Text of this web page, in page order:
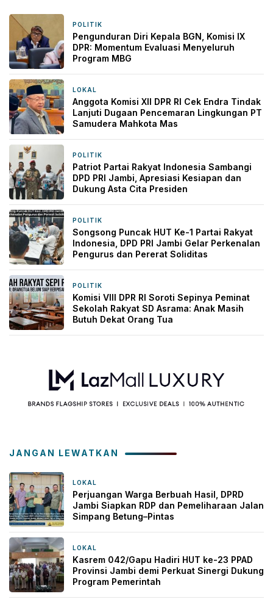
POLITIK
Pengunduran Diri Kepala BGN, Komisi IX
DPR: Momentum Evaluasi Menyeluruh
Program MBG
LOKAL
Anggota Komisi XII DPR RI Cek Endra Tindak
Lanjuti Dugaan Pencemaran Lingkungan PT
Samudera Mahkota Mas
POLITIK
Patriot Partai Rakyat Indonesia Sambangi
DPD PRI Jambi, Apresiasi Kesiapan dan
Dukung Asta Cita Presiden
POLITIK
Songsong Puncak HUT Ke-1 Partai Rakyat
Indonesia, DPD PRI Jambi Gelar Perkenalan
Pengurus dan Pererat Soliditas
POLITIK
Komisi VIII DPR RI Soroti Sepinya Peminat
Sekolah Rakyat SD Asrama: Anak Masih
Butuh Dekat Orang Tua
JANGAN LEWATKAN
LOKAL
Perjuangan Warga Berbuah Hasil, DPRD
Jambi Siapkan RDP dan Pemeliharaan Jalan
Simpang Betung–Pintas
LOKAL
Kasrem 042/Gapu Hadiri HUT ke-23 PPAD
Provinsi Jambi demi Perkuat Sinergi Dukung
Program Pemerintah